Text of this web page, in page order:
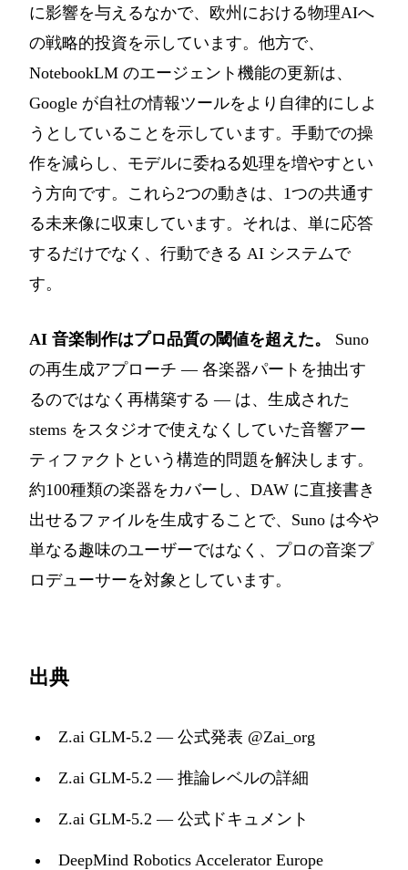
に影響を与えるなかで、欧州における物理AIへ
の戦略的投資を示しています。他方で、
NotebookLM のエージェント機能の更新は、
Google が自社の情報ツールをより自律的にしよ
うとしていることを示しています。手動での操
作を減らし、モデルに委ねる処理を増やすとい
う方向です。これら2つの動きは、1つの共通す
る未来像に収束しています。それは、単に応答
するだけでなく、行動できる AI システムで
す。
AI 音楽制作はプロ品質の閾値を超えた。
Suno
の再生成アプローチ — 各楽器パートを抽出す
るのではなく再構築する — は、生成された
stems をスタジオで使えなくしていた音響アー
ティファクトという構造的問題を解決します。
約100種類の楽器をカバーし、DAW に直接書き
出せるファイルを生成することで、Suno は今や
単なる趣味のユーザーではなく、プロの音楽プ
ロデューサーを対象としています。
出典
Z.ai GLM-5.2 — 公式発表 @Zai_org
Z.ai GLM-5.2 — 推論レベルの詳細
Z.ai GLM-5.2 — 公式ドキュメント
DeepMind Robotics Accelerator Europe